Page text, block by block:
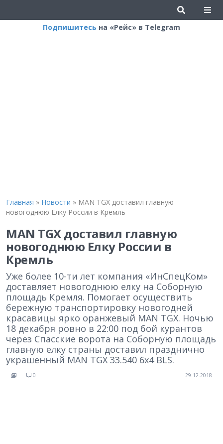
Подпишитесь на «Рейс» в Telegram
Главная » Новости » MAN TGX доставил главную
новогоднюю Елку России в Кремль
MAN TGX доставил главную
новогоднюю Елку России в
Кремль
Уже более 10-ти лет компания «ИнСпецКом»
доставляет новогоднюю елку на Соборную
площадь Кремля. Помогает осуществить
бережную транспортировку новогодней
красавицы ярко оранжевый MAN TGX. Ночью
18 декабря ровно в 22:00 под бой курантов
через Спасские ворота на Соборную площадь
главную елку страны доставил празднично
украшенный MAN TGX 33.540 6x4 BLS.
0 29.12.2018